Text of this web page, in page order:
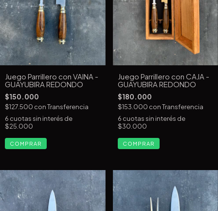
Juego Parrillero con VAINA -
GUAYUBIRA REDONDO
$150.000
$127.500 conTransferencia
6 cuotas sin interés de
$25.000
Juego Parrillero con CAJA -
GUAYUBIRA REDONDO
$180.000
$153.000 conTransferencia
6 cuotas sin interés de
$30.000